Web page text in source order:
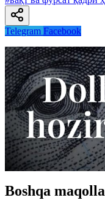
Telegram Facebook
Boshqa